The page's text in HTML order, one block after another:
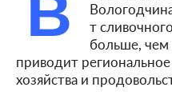
В
т
больше, чем
приводит
хозяйства и